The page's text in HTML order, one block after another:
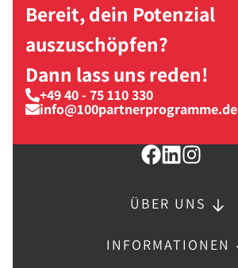
Bereit, dein Potenzial
auszuschöpfen?
Dann lass uns reden!
+49 40 - 75 110 330
info@100partnerprogramme.de
ÜBER UNS
INFORMATIONEN